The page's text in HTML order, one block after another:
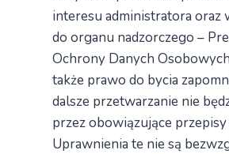
interesu administratora oraz
do organu nadzorczego –
Ochrony Danych
także prawo do bycia
dalsze przetwarzanie nie
przez obowiązujące przepisy
Uprawnienia te nie są